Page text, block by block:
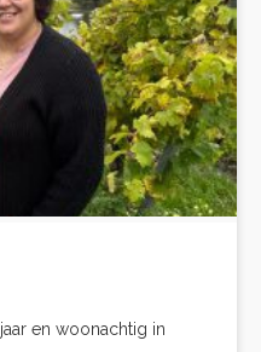
en woonachtig in